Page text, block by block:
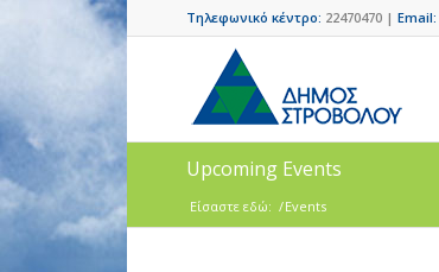
Τηλεφωνικό κέντρο: 22470470 | Email:
Upcoming Events
Είσαστε εδώ: /Events